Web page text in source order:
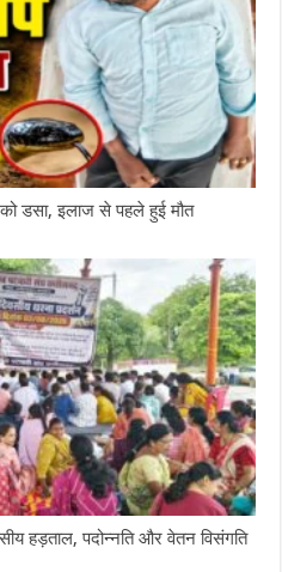
डसा, इलाज से पहले हुई मौत
हड़ताल, पदोन्नति और वेतन विसंगति